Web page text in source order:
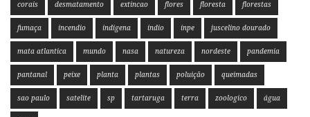
corais desmatamento extincao flores floresta florestas
fumaça incendio indigena indio inpe juscelino dourado
mata atlantica mundo nasa natureza nordeste pandemia
pantanal peixe planta plantas poluição queimadas
sao paulo satelite sp tartaruga terra zoologico água